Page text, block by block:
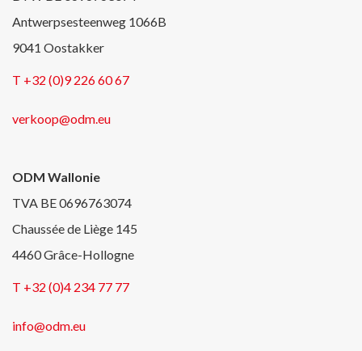
Antwerpsesteenweg 1066B
9041 Oostakker
T +32 (0)9 226 60 67
verkoop@odm.eu
ODM Wallonie
TVA BE 0696763074
Chaussée de Liège 145
4460 Grâce-Hollogne
T +32 (0)4 234 77 77
info@odm.eu